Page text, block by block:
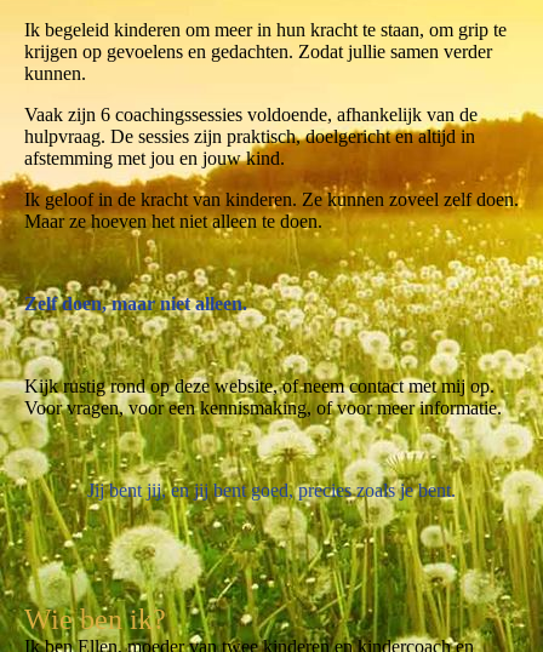
Ik begeleid kinderen om meer in hun kracht te staan, om grip te
krijgen op gevoelens en gedachten. Zodat jullie samen verder
kunnen.
Vaak zijn 6 coachingssessies voldoende, afhankelijk van de
hulpvraag. De sessies zijn praktisch, doelgericht en altijd in
afstemming met jou en jouw kind.
Ik geloof in de kracht van kinderen. Ze kunnen zoveel zelf doen.
Maar ze hoeven het niet alleen te doen.
Zelf doen, maar niet alleen.
Kijk rustig rond op deze website, of neem contact met mij op.
Voor vragen, voor een kennismaking, of voor meer informatie.
Jij bent jij, en jij bent goed, precies zoals je bent.
Wie ben ik?
Ik ben Ellen, moeder van twee kinderen en kindercoach en